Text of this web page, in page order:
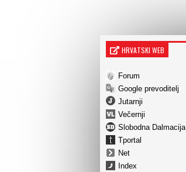
HRVATSKI WEB
Forum
Google prevoditelj
Jutarnji
Večernji
Slobodna Dalmacija
Tportal
Net
Index